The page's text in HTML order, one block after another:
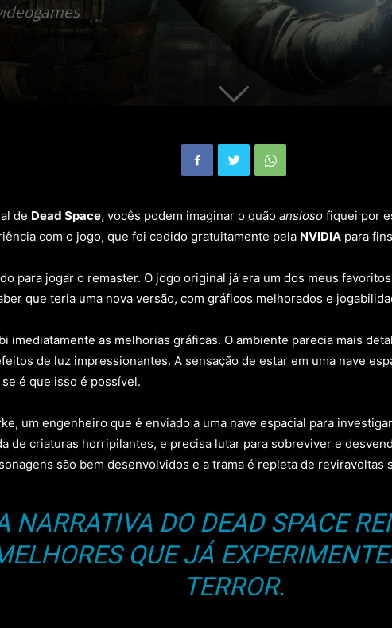
de Dead Space, vocês podem imaginar o quão ansioso fiquei por
com o jogo, que foi cedido gratuitamente pela NVIDIA para
para jogar o remaster. O jogo original já era um dos meus
que teria uma nova versão, com gráficos melhorados e
imediatamente as melhorias gráficas. O ambiente parecia mais
de luz impressionantes. A sensação de estar em uma nave
é que isso é possível.
um engenheiro que é enviado a uma nave espacial para
de criaturas horripilantes, e precisa lutar para sobreviver e
são bem desenvolvidos e a trama é repleta de reviravoltas
NARRATIVA DO DEAD SPACE
QUE JÁ
TERROR.